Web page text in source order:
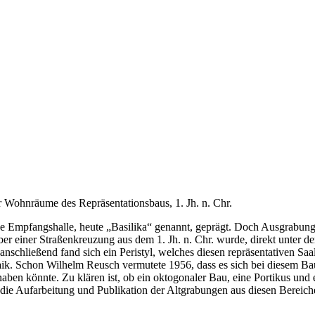
des Repräsentationsbaus, 1. Jh. n. Chr.
heute „Basilika“ genannt, geprägt. Doch
einer Straßenkreuzung aus dem 1. Jh. n. Chr. wurde, direkt unter
fand sich ein Peristyl, welches diesen repräsentativen
Schon Wilhelm Reusch vermutete 1956, dass es sich bei diesem
könnte. Zu klären ist, ob ein oktogonaler Bau, eine Portikus
Aufarbeitung und Publikation der Altgrabungen aus diesen